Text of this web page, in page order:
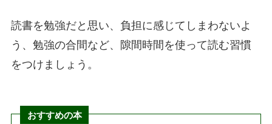
読書を勉強だと思い、負担に感じてしまわないよ
う、勉強の合間など、隙間時間を使って読む習慣
をつけましょう。
おすすめの本